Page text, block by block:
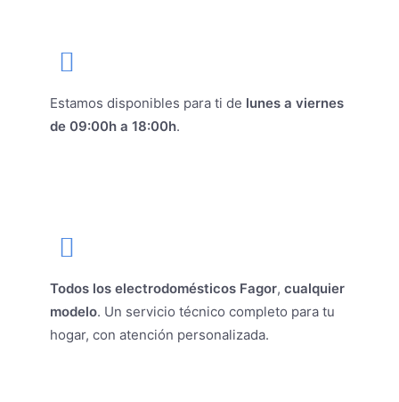
Estamos disponibles para ti de lunes a viernes
de 09:00h a 18:00h.
Todos los electrodomésticos Fagor, cualquier
modelo. Un servicio técnico completo para tu
hogar, con atención personalizada.